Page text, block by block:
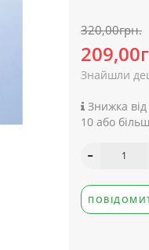
320,00грн.
Знайшли
Знижка від
10 або